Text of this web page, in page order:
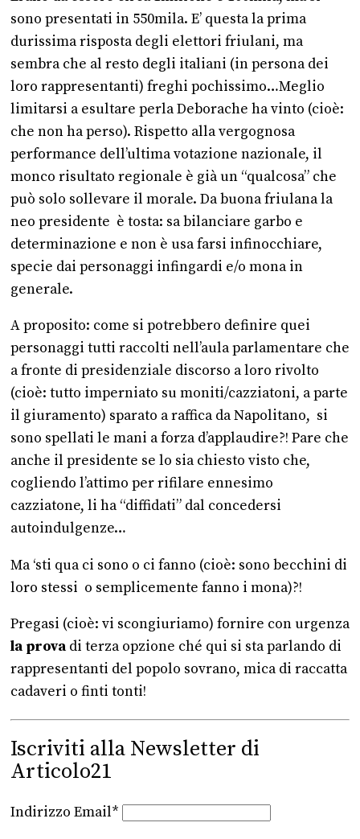
sono presentati in 550mila. E’ questa la prima
durissima risposta degli elettori friulani, ma
sembra che al resto degli italiani (in persona dei
loro rappresentanti) freghi pochissimo…Meglio
limitarsi a esultare perla Deborache ha vinto (cioè:
che non ha perso). Rispetto alla vergognosa
performance dell’ultima votazione nazionale, il
monco risultato regionale è già un “qualcosa” che
può solo sollevare il morale. Da buona friulana la
neo presidente è tosta: sa bilanciare garbo e
determinazione e non è usa farsi infinocchiare,
specie dai personaggi infingardi e/o mona in
generale.
A proposito: come si potrebbero definire quei
personaggi tutti raccolti nell’aula parlamentare che
a fronte di presidenziale discorso a loro rivolto
(cioè: tutto imperniato su moniti/cazziatoni, a parte
il giuramento) sparato a raffica da Napolitano, si
sono spellati le mani a forza d’applaudire?! Pare che
anche il presidente se lo sia chiesto visto che,
cogliendo l’attimo per rifilare ennesimo
cazziatone, li ha “diffidati” dal concedersi
autoindulgenze…
Ma ‘sti qua ci sono o ci fanno (cioè: sono becchini di
loro stessi o semplicemente fanno i mona)?!
Pregasi (cioè: vi scongiuriamo) fornire con urgenza
la prova di terza opzione ché qui si sta parlando di
rappresentanti del popolo sovrano, mica di raccatta
cadaveri o finti tonti!
Iscriviti alla Newsletter di
Articolo21
Indirizzo Email*